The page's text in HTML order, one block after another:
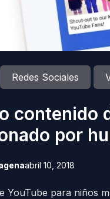
Redes Sociales
contenido
por
abril 10, 2018
YouTube para niños